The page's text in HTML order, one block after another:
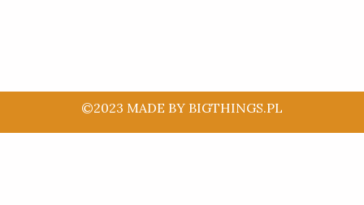
©2023 MADE BY BIGTHINGS.PL